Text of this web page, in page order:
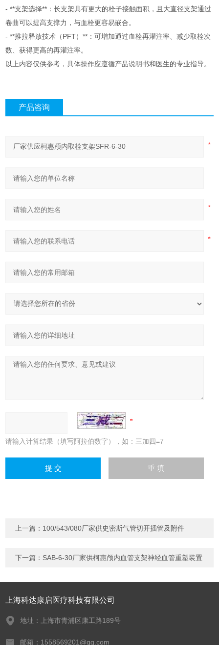
- **支架选择**：长支架具有更大的栓子接触面积，且大直径支架通过
卷曲可以提高支撑力，与血栓更容易嵌合。
- **推拉释放技术（PFT）**：可增加通过血栓再灌注率、减少取栓次
数、获得更高的再灌注率。
以上内容仅供参考，具体操作应遵循产品说明书和医生的专业指导。
产品咨询
请输入计算结果（填写阿拉伯数字），如：三加四=7
上一篇： 100/543/080厂家供史密斯气管切开插管及附件
下一篇： SAB-6-30厂家供柯惠颅内血管支架神经血管重塑装置
上海科达康启医疗科技有限公司
地址：上海市青浦区康工路189号
邮箱：1558569201@qq.com